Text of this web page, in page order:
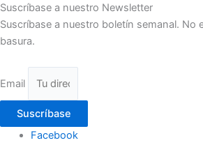
Suscríbase a nuestro Newsletter
Suscríbase a nuestro boletín semanal. No
basura.
Email
Suscríbase
Facebook